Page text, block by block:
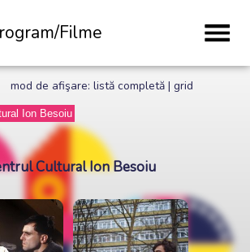
de afişare: listă completă | grid
Cultural Ion Besoiu
Filme